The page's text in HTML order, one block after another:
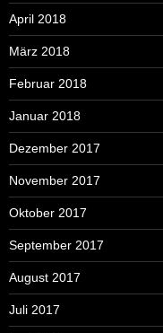
April 2018
März 2018
Februar 2018
Januar 2018
Dezember 2017
November 2017
Oktober 2017
September 2017
August 2017
Juli 2017